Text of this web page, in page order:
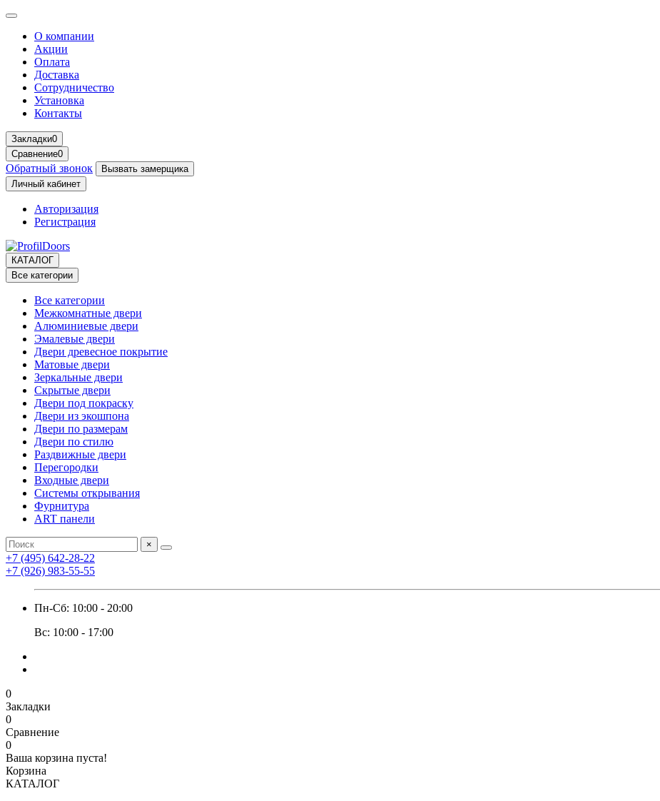
О компании
Акции
Оплата
Доставка
Сотрудничество
Установка
Контакты
Закладки0
Сравнение0
Обратный звонок
Вызвать замерщика
Личный кабинет
Авторизация
Регистрация
КАТАЛОГ
Все категории
Все категории
Межкомнатные двери
Алюминиевые двери
Эмалевые двери
Двери древесное покрытие
Матовые двери
Зеркальные двери
Скрытые двери
Двери под покраску
Двери из экошпона
Двери по размерам
Двери по стилю
Раздвижные двери
Перегородки
Входные двери
Системы открывания
Фурнитура
ART панели
×
+7 (495) 642-28-22
+7 (926) 983-55-55
Пн-Сб: 10:00 - 20:00
Вс: 10:00 - 17:00
0
Закладки
0
Сравнение
0
Ваша корзина пуста!
Корзина
КАТАЛОГ